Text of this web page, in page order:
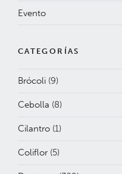
Evento
CATEGORÍAS
Brócoli (9)
Cebolla (8)
Cilantro (1)
Coliflor (5)